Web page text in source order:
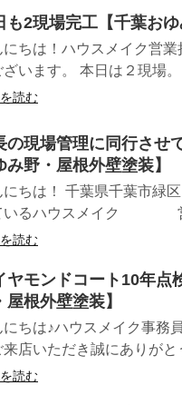
も2現場完工【千葉おゆ
にちは！ハウスメイク営
ざいます。 本日は２現場
読む
の現場管理に同行させ
み野・屋根外壁塗装】
にちは！ 千葉県千葉市緑
いるハウスメイク 営
読む
ヤモンドコート10年
屋根外壁塗装】
にちは♪ハウスメイク事務
来店いただき誠にありが
読む